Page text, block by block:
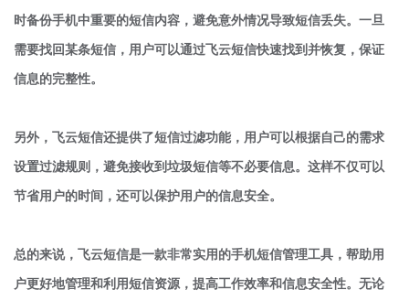
时备份手机中重要的短信内容，避免意外情况导致短信丢失。一旦
需要找回某条短信，用户可以通过飞云短信快速找到并恢复，保证
信息的完整性。
另外，飞云短信还提供了短信过滤功能，用户可以根据自己的需求
设置过滤规则，避免接收到垃圾短信等不必要信息。这样不仅可以
节省用户的时间，还可以保护用户的信息安全。
总的来说，飞云短信是一款非常实用的手机短信管理工具，帮助用
户更好地管理和利用短信资源，提高工作效率和信息安全性。无论